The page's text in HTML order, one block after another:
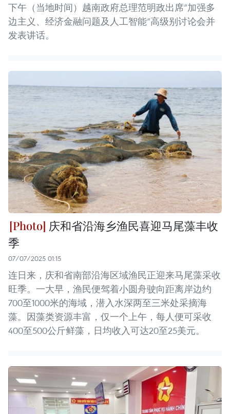
下午（当地时间）越南政府总理范明政出席“加强多
边主义、经济金融问题及人工智能”高级别讨论会并
发表讲话。
庆和省沿海乡渔民喜迎马尾藻丰收
季
07/07/2025 01:15
连日来，庆和省南部沿海区域渔民正迎来马尾藻采收
旺季。一大早，渔民便驾着小圆舟驶向距离岸边约
700至1000米的海域，潜入水深两至三米处采摘海
藻。因藻类资源丰富，仅一个上午，每人便可采收
400至500公斤鲜藻，日均收入可达20至25美元。